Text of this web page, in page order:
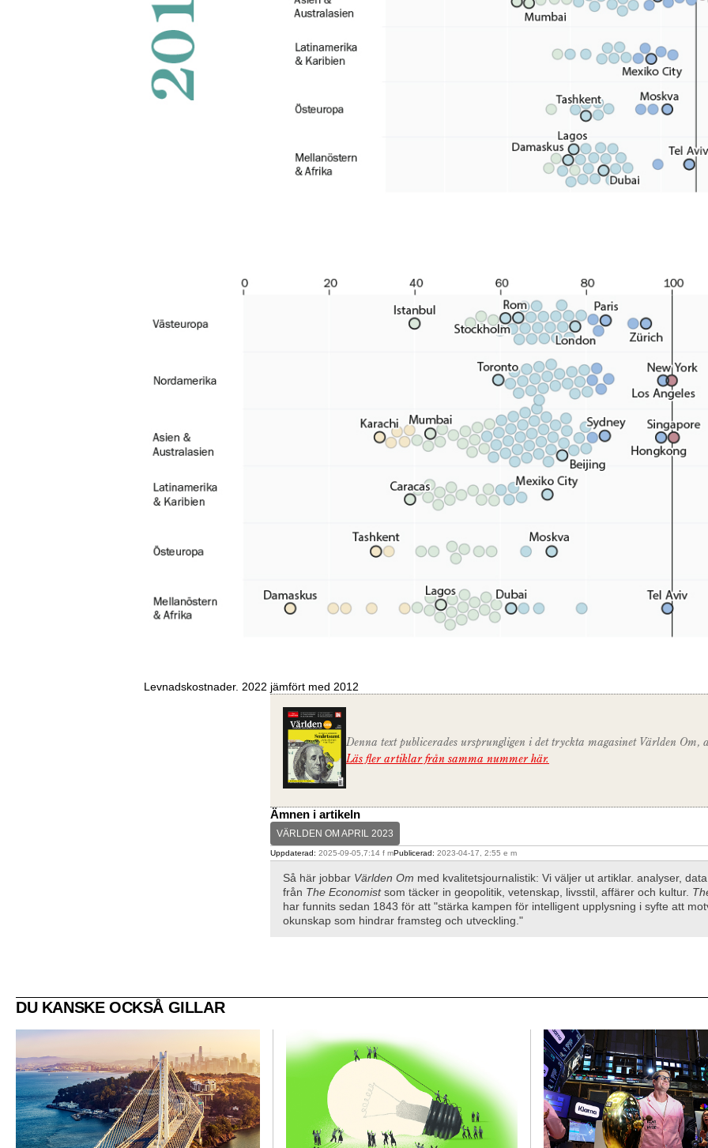
Levnadskostnader. 2022 jämfört med 2012
Denna text publicerades ursprungligen i det tryckta magasinet Världen Om,
Läs fler artiklar från samma nummer här.
Ämnen i artikeln
VÄRLDEN OM APRIL 2023
Uppdaterad: 2025-09-05,7:14 f mPublicerad: 2023-04-17, 2:55 e m
Så här jobbar Världen Om med kvalitetsjournalistik: Vi väljer ut artiklar. analyser,
från The Economistsom täcker in geopolitik, vetenskap, livsstil, affärer och kultur.
har funnits sedan 1843 för att "stärka kampen för intelligent upplysning i syfte att
okunskap som hindrar framsteg och utveckling."
DU KANSKE OCKSÅ GILLAR